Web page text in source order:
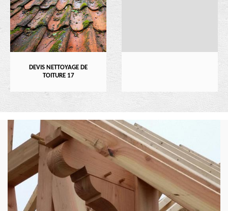
DEVIS NETTOYAGE DE
TOITURE 17